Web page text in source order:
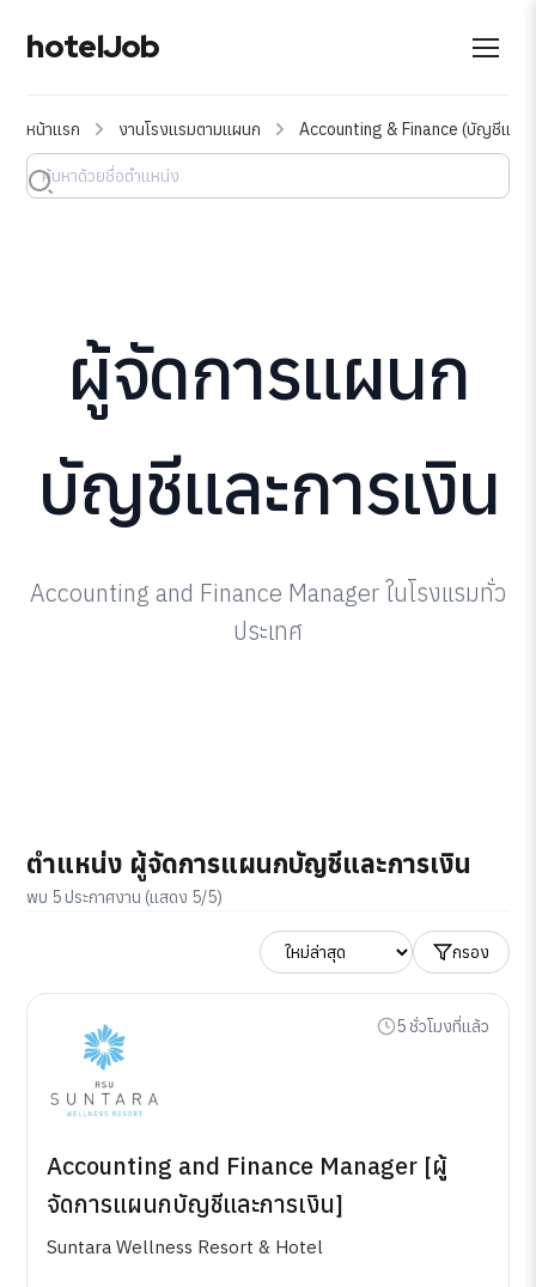
hotelJob
หน้าแรก งานโรงแรมตามแผนก Accounting & Finance (บัญชีและก
ผู้จัดการแผนก
บัญชีและการเงิน
Accounting and Finance Manager ในโรงแรมทั่ว
ประเทศ
ตำแหน่ง ผู้จัดการแผนกบัญชีและการเงิน
พบ 5 ประกาศงาน (แสดง 5/5)
กรอง
5 ชั่วโมงที่แล้ว
Accounting and Finance Manager [ผู้
จัดการแผนกบัญชีและการเงิน]
Suntara Wellness Resort & Hotel